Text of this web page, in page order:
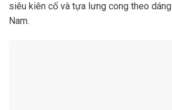
siêu kiên cố và tựa lưng cong theo
Nam.